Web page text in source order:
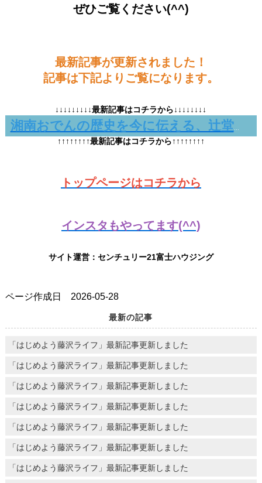
ぜひご覧ください(^^)
最新記事が更新されました！
記事は下記よりご覧になります。
↓↓↓↓↓↓↓↓↓最新記事はコチラから↓↓↓↓↓↓↓↓
湘南おでんの歴史を今に伝える、辻堂東海岸の老舗「ひげでん姉妹店」
↑↑↑↑↑↑↑↑最新記事はコチラから↑↑↑↑↑↑↑↑
トップページはコチラから
インスタもやってます(^^)
サイト運営：センチュリー21富士ハウジング
ページ作成日 2026-05-28
最新の記事
「はじめよう藤沢ライフ」最新記事更新しました
「はじめよう藤沢ライフ」最新記事更新しました
「はじめよう藤沢ライフ」最新記事更新しました
「はじめよう藤沢ライフ」最新記事更新しました
「はじめよう藤沢ライフ」最新記事更新しました
「はじめよう藤沢ライフ」最新記事更新しました
「はじめよう藤沢ライフ」最新記事更新しました